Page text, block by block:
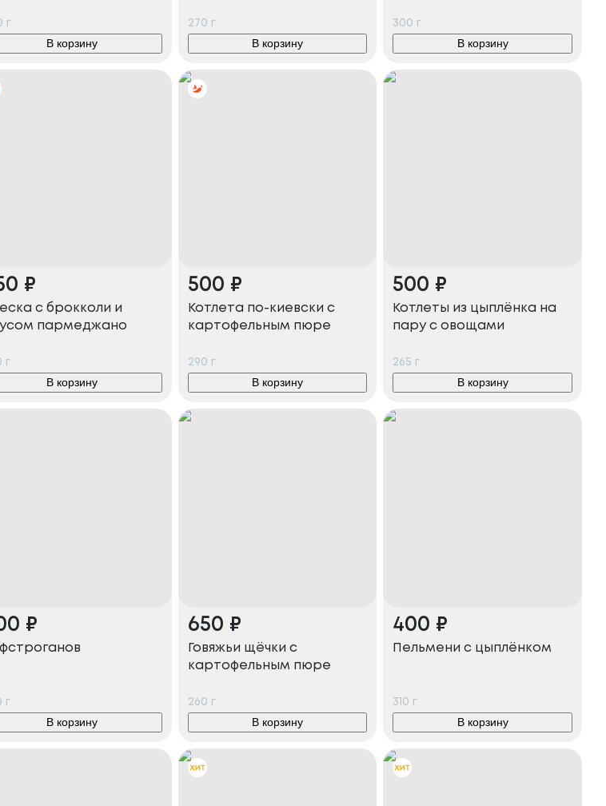
г
В корзину
270 г
В корзину
300 г
В корзину
₽
с брокколи и
пармеджано
г
В корзину
500 ₽
Котлета по-киевски с
картофельным пюре
290 г
В корзину
500 ₽
Котлеты из цыплёнка на
пару с овощами
265 г
В корзину
₽
г
В корзину
650 ₽
Говяжьи щёчки с
картофельным пюре
260 г
В корзину
400 ₽
Пельмени с цыплёнком
310 г
В корзину